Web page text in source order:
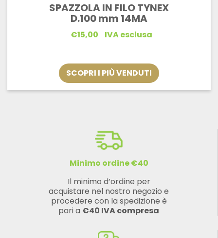
SPAZZOLA IN FILO TYNEX
D.100 mm 14MA
€15,00 IVA esclusa
SCOPRI I PIÙ VENDUTI
Minimo ordine €40
Il minimo d’ordine per
acquistare nel nostro negozio e
procedere con la spedizione è
pari a €40 IVA compresa